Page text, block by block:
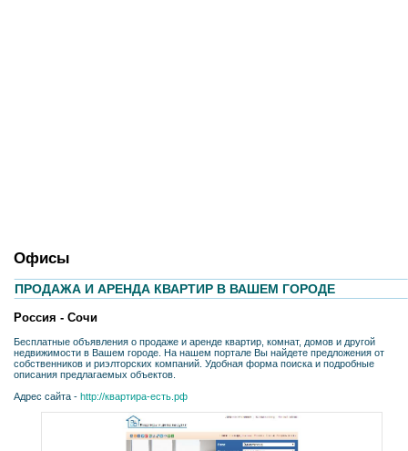
Офисы
ПРОДАЖА И АРЕНДА КВАРТИР В ВАШЕМ ГОРОДЕ
Россия - Сочи
Бесплатные объявления о продаже и аренде квартир, комнат, домов и другой
недвижимости в Вашем городе. На нашем портале Вы найдете предложения от
собственников и риэлторских компаний. Удобная форма поиска и подробные
описания предлагаемых объектов.
Адрес сайта - http://квартира-есть.рф